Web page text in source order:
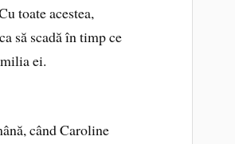
toate acestea,
să scadă în timp ce
ei.
când Caroline